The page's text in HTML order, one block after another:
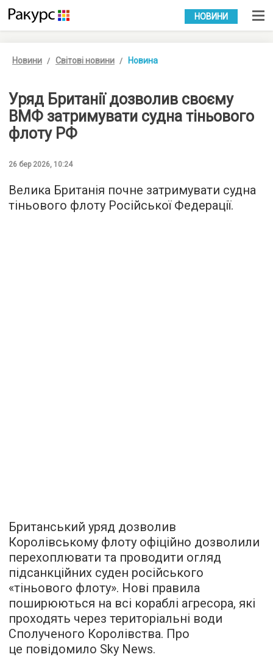
УКР РУС
НОВИНИ
Новини Світові новини Новина
Уряд Британії дозволив своєму
ВМФ затримувати судна тіньового
флоту РФ
26 бер 2026, 10:24
Велика Британія почне затримувати судна
тіньового флоту Російської Федерації.
Британський уряд дозволив
Королівському флоту офіційно дозволили
перехоплювати та проводити огляд
підсанкційних суден російського
«тіньового флоту». Нові правила
поширюються на всі кораблі агресора, які
проходять через територіальні води
Сполученого Королівства. Про
це повідомило Sky News.